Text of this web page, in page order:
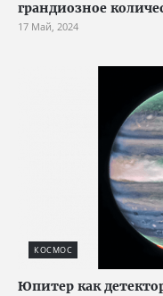
грандиозное
17 Май, 2024
КОСМОС
Юпитер как